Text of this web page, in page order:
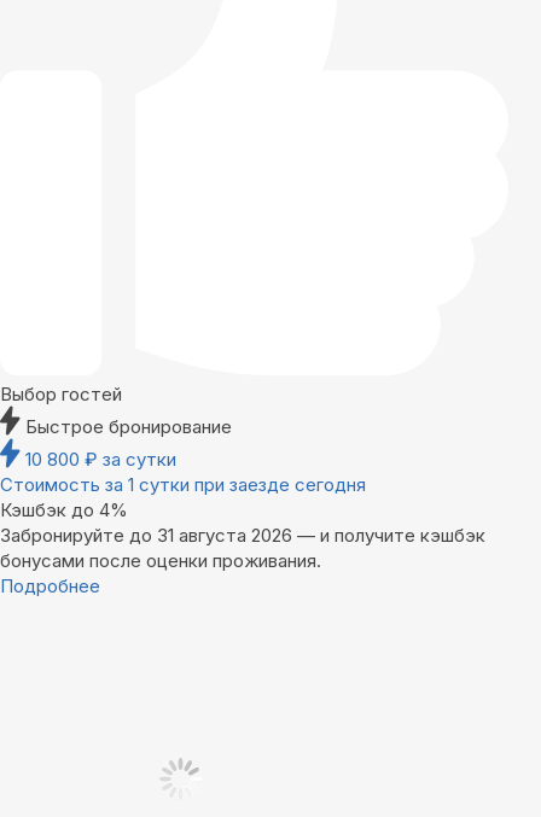
Выбор гостей
Быстрое бронирование
10 800 ₽ за сутки
Стоимость за 1 сутки при заезде сегодня
Кэшбэк до 4%
Забронируйте до 31 августа 2026 — и получите кэшбэк
бонусами после оценки проживания.
Подробнее